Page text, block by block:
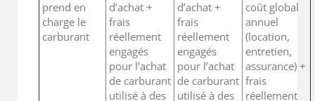
prend en
charge le
carburant
d’achat +
frais
réellement
engagés
pour l’achat
de carburant
utilisé à des
d’achat +
frais
réellement
engagés
pour l’achat
de carburant
utilisé à des
coût global
annuel
(location,
entretien,
assurance) +
frais
réellement